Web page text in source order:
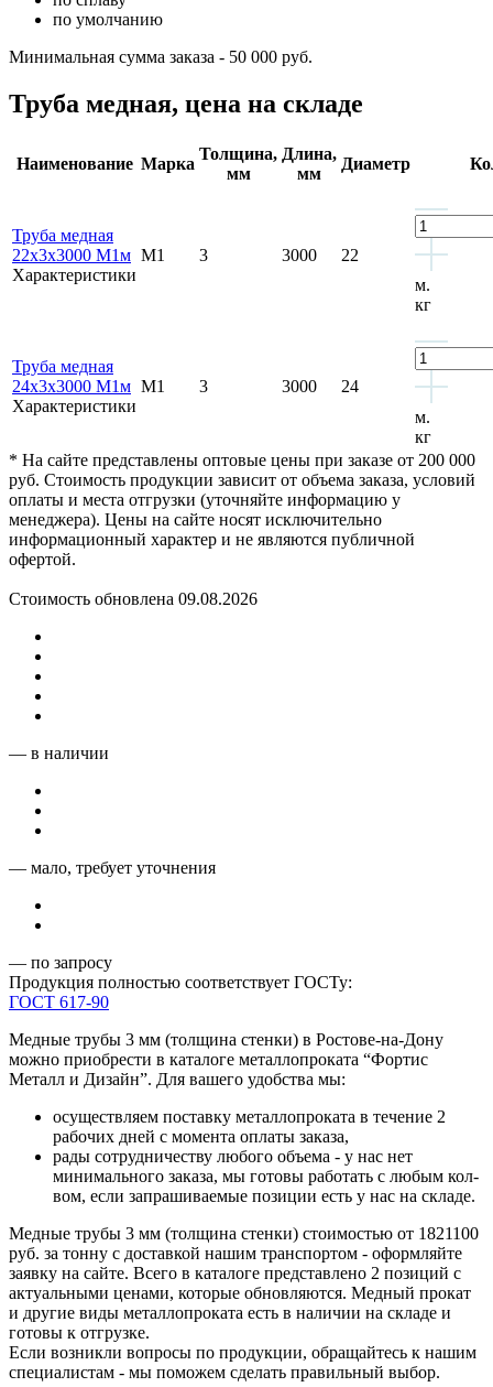
по умолчанию
Минимальная сумма заказа - 50 000 руб.
Труба медная, цена на складе
Наименование Марка
Толщина,
мм
Длина,
мм
Диаметр
Труба медная
22х3х3000 М1м
Характеристики
М1 3 3000
22
м.
кг
Труба медная
24х3х3000 М1м
Характеристики
М1 3 3000
24
м.
кг
* На сайте представлены оптовые цены при заказе от 200 000
руб. Стоимость продукции зависит от объема заказа, условий
оплаты и места отгрузки (уточняйте информацию у
менеджера). Цены на сайте носят исключительно
информационный характер и не являются публичной
офертой.
Стоимость обновлена 09.08.2026
— в наличии
— мало, требует уточнения
— по запросу
Продукция полностью соответствует ГОСТу:
ГОСТ 617-90
Медные трубы 3 мм (толщина стенки) в Ростове-на-Дону
можно приобрести в каталоге металлопроката “Фортис
Металл и Дизайн”. Для вашего удобства мы:
осуществляем поставку металлопроката в течение 2
рабочих дней с момента оплаты заказа,
рады сотрудничеству любого объема - у нас нет
минимального заказа, мы готовы работать с любым кол-
вом, если запрашиваемые позиции есть у нас на складе.
Медные трубы 3 мм (толщина стенки) стоимостью от 1821100
руб. за тонну с доставкой нашим транспортом - оформляйте
заявку на сайте. Всего в каталоге представлено 2 позиций с
актуальными ценами, которые обновляются. Медный прокат
и другие виды металлопроката есть в наличии на складе и
готовы к отгрузке.
Если возникли вопросы по продукции, обращайтесь к нашим
специалистам - мы поможем сделать правильный выбор.